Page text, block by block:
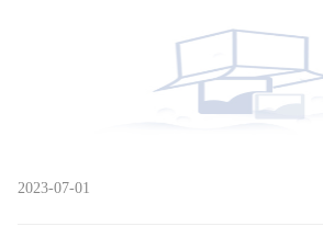
2023-07-01